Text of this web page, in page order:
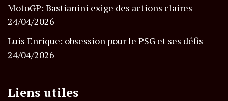
MotoGP: Bastianini exige des actions claires
24/04/2026
Luis Enrique: obsession pour le PSG et ses défis
24/04/2026
Liens utiles